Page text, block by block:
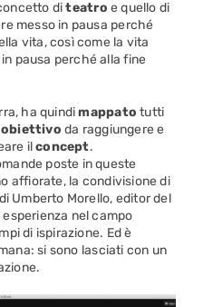
diteatro e quello di
messo in pausa perché
vita, così come la vita
pausa perché alla fine
ha quindimappato tutti
obiettivo da raggiungere e
ilconcept.
poste in queste
affiorate, la condivisione di
Umberto Morello, editor del
nel campo
di ispirazione. Ed è
si sono lasciati con un